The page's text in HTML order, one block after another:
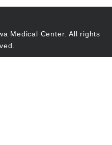
Medical Center. All rights